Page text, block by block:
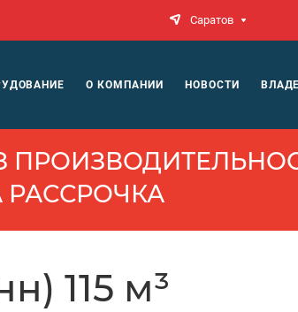
Саратов
О КОМПАНИИ НОВОСТИ
115 м³